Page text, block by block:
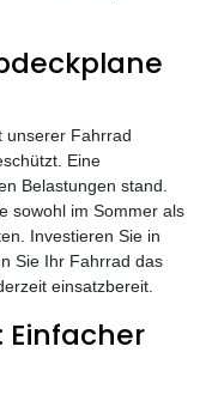
unserer Fahrrad
Eine
Belastungen stand.
sowohl im Sommer als
Investieren Sie in
Sie Ihr Fahrrad das
einsatzbereit.
Einfacher